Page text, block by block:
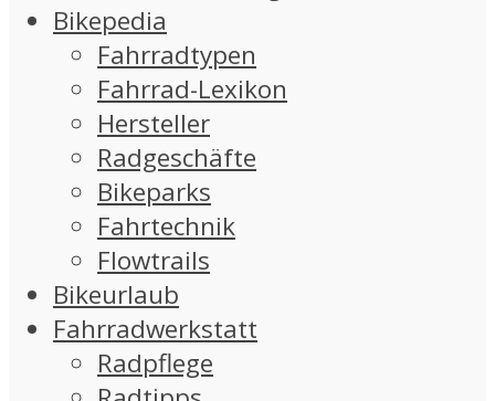
Bikepedia
Fahrradtypen
Fahrrad-Lexikon
Hersteller
Radgeschäfte
Bikeparks
Fahrtechnik
Flowtrails
Bikeurlaub
Fahrradwerkstatt
Radpflege